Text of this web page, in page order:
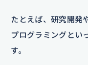
たとえば、研究開発
プログラミングとい
す。